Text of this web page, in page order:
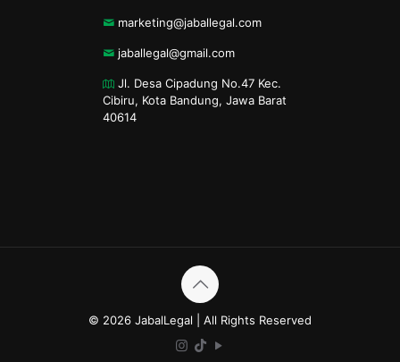
marketing@jaballegal.com
jaballegal@gmail.com
Jl. Desa Cipadung No.47 Kec.
Cibiru, Kota Bandung, Jawa Barat
40614
© 2026 JabalLegal | All Rights Reserved